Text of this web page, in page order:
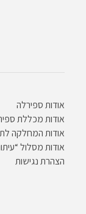
אודות ספירלה
אודות מכללת
אודות המחלקה
אודות מסלול
הצהרת נגישות